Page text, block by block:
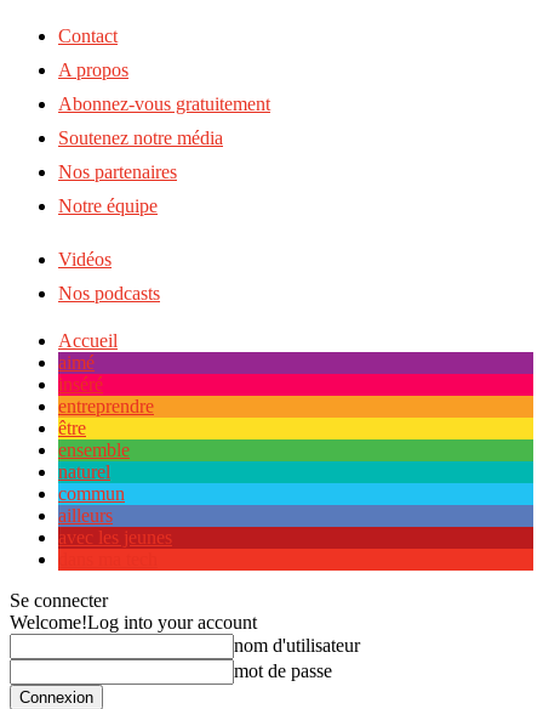
Contact
A propos
Abonnez-vous gratuitement
Soutenez notre média
Nos partenaires
Notre équipe
Vidéos
Nos podcasts
Accueil
aimé
inséré
entreprendre
être
ensemble
naturel
commun
ailleurs
avec les jeunes
Se connecter
Welcome!Log into your account
nom d'utilisateur
mot de passe